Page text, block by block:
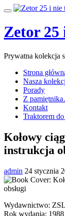
Przeskocz
treści
Przełącz
Zetor 25
Prywatna kolekcja
Strona
Nasza
Porady
Z
Kontakt
Traktorem
Kołowy
instrukcja
admin 24 stycznia
Wydawnictwo: ZSL
Rok wydania: 1988